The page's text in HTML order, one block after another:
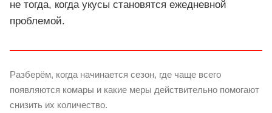
не тогда, когда укусы становятся ежедневной
проблемой.
Разберём, когда начинается сезон, где чаще всего
появляются комары и какие меры действительно помогают
снизить их количество.